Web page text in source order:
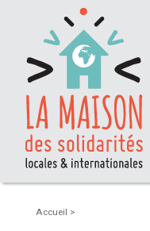
Accueil >